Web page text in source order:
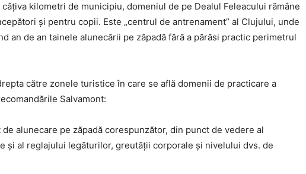
câțiva kilometri de municipiu, domeniul de pe Dealul Feleacului rămâne
și pentru copii. Este „centrul de antrenament” al Clujului, unde
an de an tainele alunecării pe zăpadă fără a părăsi practic perimetrul
către zonele turistice în care se află domenii de practicare a
Salvamont:
alunecare pe zăpadă corespunzător, din punct de vedere al
și al reglajului legăturilor, greutății corporale și nivelului dvs. de